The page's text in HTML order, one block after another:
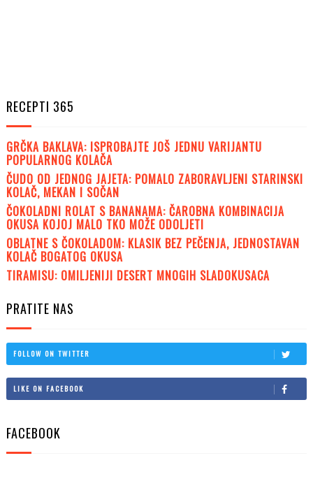
RECEPTI 365
GRČKA BAKLAVA: ISPROBAJTE JOŠ JEDNU VARIJANTU
POPULARNOG KOLAČA
ČUDO OD JEDNOG JAJETA: POMALO ZABORAVLJENI STARINSKI
KOLAČ, MEKAN I SOČAN
ČOKOLADNI ROLAT S BANANAMA: ČAROBNA KOMBINACIJA
OKUSA KOJOJ MALO TKO MOŽE ODOLJETI
OBLATNE S ČOKOLADOM: KLASIK BEZ PEČENJA, JEDNOSTAVAN
KOLAČ BOGATOG OKUSA
TIRAMISU: OMILJENIJI DESERT MNOGIH SLADOKUSACA
PRATITE NAS
FOLLOW ON TWITTER
LIKE ON FACEBOOK
FACEBOOK